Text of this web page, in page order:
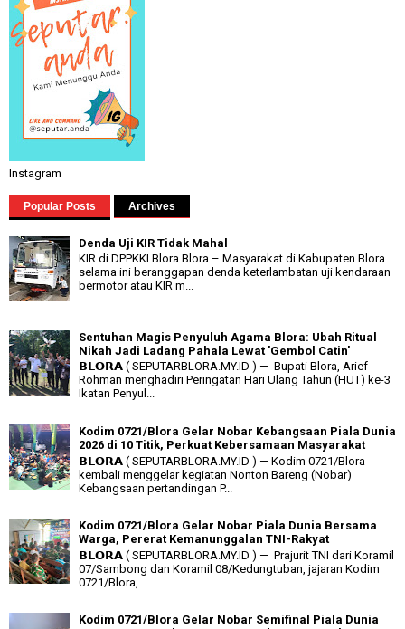
Instagram
Popular Posts Archives
Denda Uji KIR Tidak Mahal
KIR di DPPKKI Blora Blora – Masyarakat di Kabupaten Blora
selama ini beranggapan denda keterlambatan uji kendaraan
bermotor atau KIR m...
Sentuhan Magis Penyuluh Agama Blora: Ubah Ritual
Nikah Jadi Ladang Pahala Lewat 'Gembol Catin'
𝗕𝗟𝗢𝗥𝗔 ( SEPUTARBLORA.MY.ID ) — Bupati Blora, Arief
Rohman menghadiri Peringatan Hari Ulang Tahun (HUT) ke-3
Ikatan Penyul...
Kodim 0721/Blora Gelar Nobar Kebangsaan Piala Dunia
2026 di 10 Titik, Perkuat Kebersamaan Masyarakat
𝗕𝗟𝗢𝗥𝗔 ( SEPUTARBLORA.MY.ID ) — Kodim 0721/Blora
kembali menggelar kegiatan Nonton Bareng (Nobar)
Kebangsaan pertandingan P...
Kodim 0721/Blora Gelar Nobar Piala Dunia Bersama
Warga, Pererat Kemanunggalan TNI-Rakyat
𝗕𝗟𝗢𝗥𝗔 ( SEPUTARBLORA.MY.ID ) — Prajurit TNI dari Koramil
07/Sambong dan Koramil 08/Kedungtuban, jajaran Kodim
0721/Blora,...
Kodim 0721/Blora Gelar Nobar Semifinal Piala Dunia